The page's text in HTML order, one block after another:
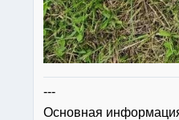
---
Основная